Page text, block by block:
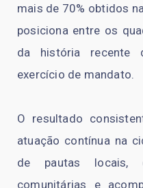
mais de 70% obtidos
posiciona entre os
da história recente
exercício de mandato.
O resultado
atuação contínua na
de pautas locais,
comunitárias e